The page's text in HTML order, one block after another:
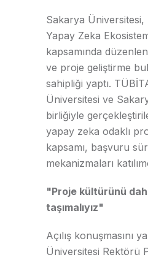
Sakarya Üniversitesi,
Yapay Zeka
kapsamında
ve proje geliştirme
sahipliği yaptı.
Üniversitesi ve
birliğiyle
yapay zeka odaklı
kapsamı, başvuru
mekanizmaları
"Proje kültürünü
taşımalıyız"
Açılış konuşmasını
Üniversitesi Rektörü